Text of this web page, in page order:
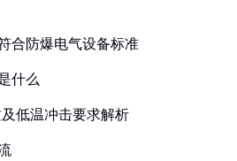
合防爆电气设备标准
什么
低温冲击要求解析